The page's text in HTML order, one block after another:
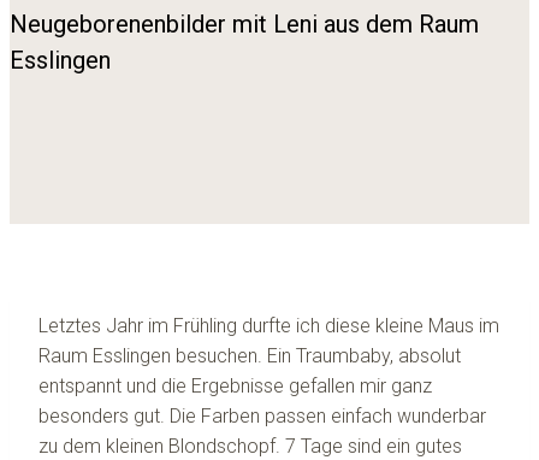
Neugeborenenbilder mit Leni aus dem Raum
Esslingen
Letztes Jahr im Frühling durfte ich diese kleine Maus im
Raum Esslingen besuchen. Ein Traumbaby, absolut
entspannt und die Ergebnisse gefallen mir ganz
besonders gut. Die Farben passen einfach wunderbar
zu dem kleinen Blondschopf. 7 Tage sind ein gutes